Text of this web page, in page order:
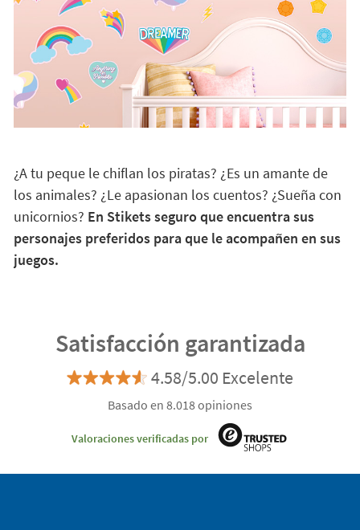
¿A tu peque le chiflan los piratas? ¿Es un amante de
los animales? ¿Le apasionan los cuentos? ¿Sueña con
unicornios? En Stikets seguro que encuentra sus
personajes preferidos para que le acompañen en sus
juegos.
Satisfacción garantizada
4.58/5.00 Excelente
Basado en 8.018 opiniones
Valoraciones verificadas por